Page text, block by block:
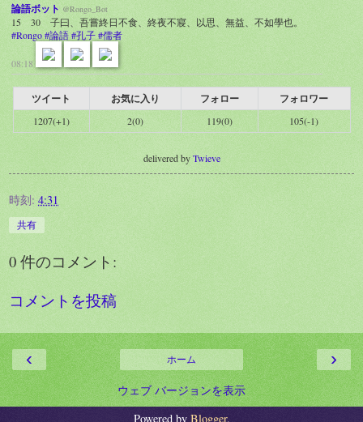
論語ボット @Rongo_Bot
15 30 子曰、吾嘗終日不食、終夜不寢、以思、無益、不如學也。
#Rongo#論語#孔子#儒者
08:18
ツイート お気に入り フォロー フォロワー
1207(+1) 2(0) 119(0) 105(-1)
delivered byTwieve
時刻: 4:31
共有
0 件のコメント:
コメントを投稿
‹ ›
ホーム
ウェブ バージョンを表示
Powered by Blogger.